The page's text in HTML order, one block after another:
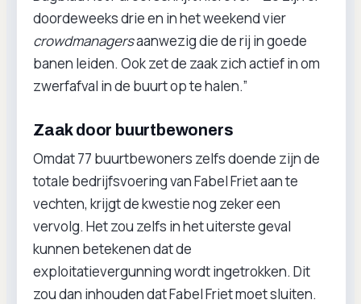
doordeweeks drie en in het weekend vier
crowdmanagersaanwezig die de rij in goede
banen leiden. Ook zet de zaak zich actief in om
zwerfafval in de buurt op te halen.”
Zaak door buurtbewoners
Omdat 77 buurtbewoners zelfs doende zijn de
totale bedrijfsvoering van Fabel Friet aan te
vechten, krijgt de kwestie nog zeker een
vervolg. Het zou zelfs in het uiterste geval
kunnen betekenen dat de
exploitatievergunning wordt ingetrokken. Dit
zou dan inhouden dat Fabel Friet moet sluiten.